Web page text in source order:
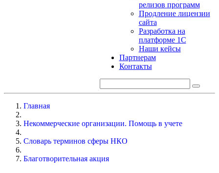
релизов программ
Продление лицензии
сайта
Разработка на
платформе 1С
Наши кейсы
Партнерам
Контакты
Главная
Некоммерческие организации. Помощь в учете
Словарь терминов сферы НКО
Благотворительная акция